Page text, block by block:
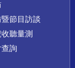
節目訪談
聽量測
詢